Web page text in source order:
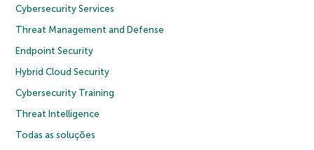
Cybersecurity Services
Threat Management and Defense
Endpoint Security
Hybrid Cloud Security
Cybersecurity Training
Threat Intelligence
Todas as soluções